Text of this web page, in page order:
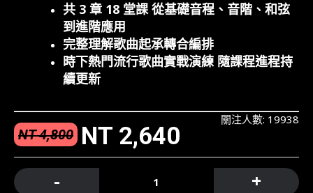
共 3 章 18 堂課 從基礎音程、音階、和弦
到進階應用
完整理解歌曲起承轉合編排
時下熱門流行歌曲實戰演練 隨課程進程持
續更新
關注人數: 19938
NT 4,800 NT 2,640
- +